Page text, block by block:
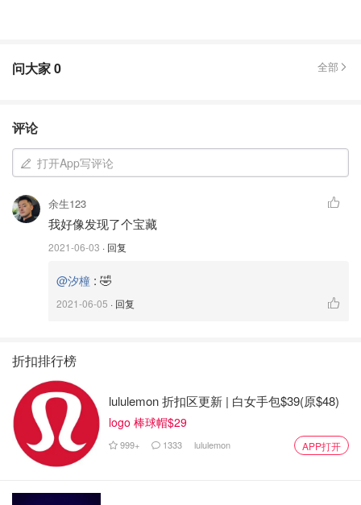
问大家0 全部
评论
打开App写评论
余生123
我好像发现了个宝藏
2021-06-03 · 回复
@汐橦 : 🤣
2021-06-05 · 回复
折扣排行榜
lululemon 折扣区更新 | 白女手包$39(原$48)
logo 棒球帽$29
999+ 1333 lululemon APP打开